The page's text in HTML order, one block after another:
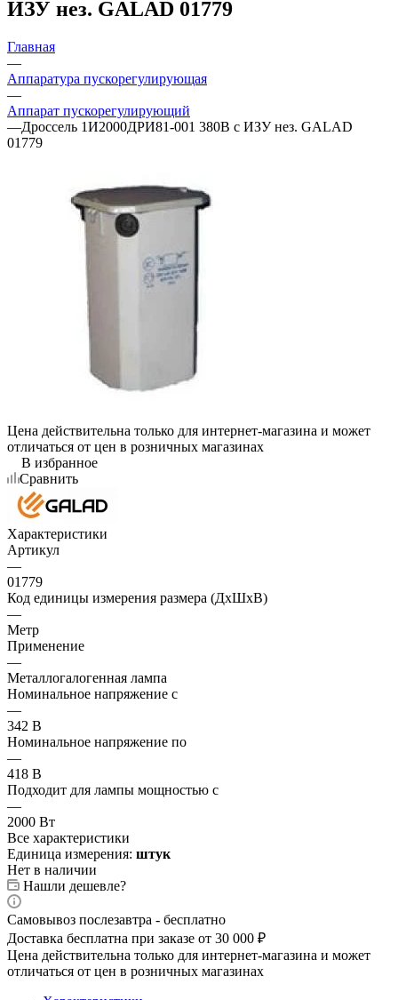
ИЗУ нез. GALAD 01779
Главная
—
Аппаратура пускорегулирующая
—
Аппарат пускорегулирующий
—Дроссель 1И2000ДРИ81-001 380В с ИЗУ нез. GALAD
01779
Цена действительна только для интернет-магазина и может
отличаться от цен в розничных магазинах
В избранное
Сравнить
Характеристики
Артикул
—
01779
Код единицы измерения размера (ДхШхВ)
—
Метр
Применение
—
Металлогалогенная лампа
Номинальное напряжение с
—
342 В
Номинальное напряжение по
—
418 В
Подходит для лампы мощностью с
—
2000 Вт
Все характеристики
Единица измерения: штук
Нет в наличии
Нашли дешевле?
Самовывоз послезавтра - бесплатно
Доставка бесплатна при заказе от 30 000 ₽
Цена действительна только для интернет-магазина и может
отличаться от цен в розничных магазинах